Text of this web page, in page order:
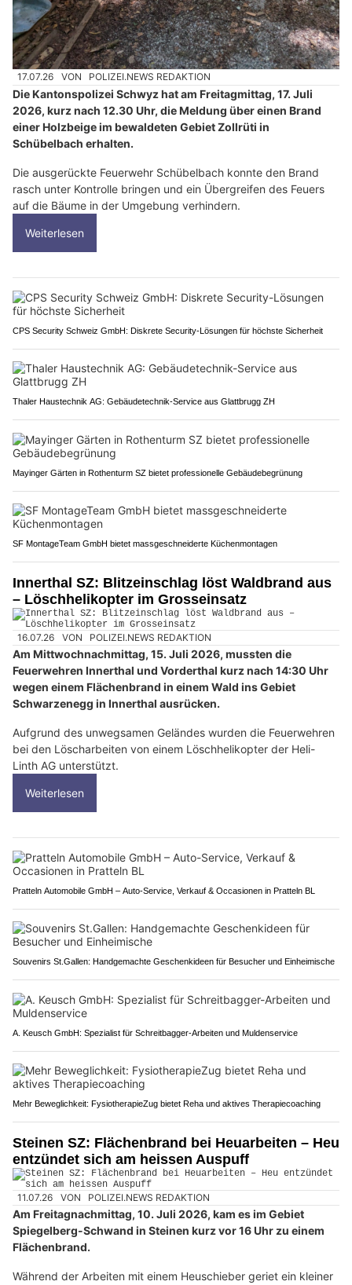
17.07.26 VON POLIZEI.NEWS REDAKTION
Die Kantonspolizei Schwyz hat am Freitagmittag, 17. Juli
2026, kurz nach 12.30 Uhr, die Meldung über einen Brand
einer Holzbeige im bewaldeten Gebiet Zollrüti in
Schübelbach erhalten.
Die ausgerückte Feuerwehr Schübelbach konnte den Brand
rasch unter Kontrolle bringen und ein Übergreifen des Feuers
auf die Bäume in der Umgebung verhindern.
Weiterlesen
CPS Security Schweiz GmbH: Diskrete Security-Lösungen für höchste Sicherheit
Thaler Haustechnik AG: Gebäudetechnik-Service aus Glattbrugg ZH
Mayinger Gärten in Rothenturm SZ bietet professionelle Gebäudebegrünung
SF MontageTeam GmbH bietet massgeschneiderte Küchenmontagen
Innerthal SZ: Blitzeinschlag löst Waldbrand aus
– Löschhelikopter im Grosseinsatz
16.07.26 VON POLIZEI.NEWS REDAKTION
Am Mittwochnachmittag, 15. Juli 2026, mussten die
Feuerwehren Innerthal und Vorderthal kurz nach 14:30 Uhr
wegen einem Flächenbrand in einem Wald ins Gebiet
Schwarzenegg in Innerthal ausrücken.
Aufgrund des unwegsamen Geländes wurden die Feuerwehren
bei den Löscharbeiten von einem Löschhelikopter der Heli-
Linth AG unterstützt.
Weiterlesen
Pratteln Automobile GmbH – Auto-Service, Verkauf & Occasionen in Pratteln BL
Souvenirs St.Gallen: Handgemachte Geschenkideen für Besucher und Einheimische
A. Keusch GmbH: Spezialist für Schreitbagger-Arbeiten und Muldenservice
Mehr Beweglichkeit: FysiotherapieZug bietet Reha und aktives Therapiecoaching
Steinen SZ: Flächenbrand bei Heuarbeiten – Heu
entzündet sich am heissen Auspuff
11.07.26 VON POLIZEI.NEWS REDAKTION
Am Freitagnachmittag, 10. Juli 2026, kam es im Gebiet
Spiegelberg-Schwand in Steinen kurz vor 16 Uhr zu einem
Flächenbrand.
Während der Arbeiten mit einem Heuschieber geriet ein kleiner